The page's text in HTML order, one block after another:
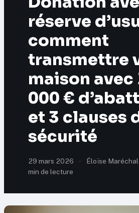
Éducation & Emploi
Marketing
réserve
comment
transmettre
maison avec
000 €
et 3 clauses
sécurité
29 mars 2026 · Éloïse
min de lecture